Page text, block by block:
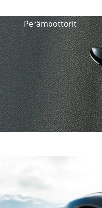
Perämoottorit